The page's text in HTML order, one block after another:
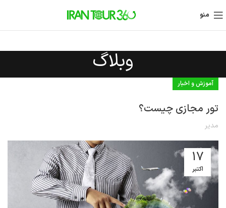
منو
وبلاگ
آموزش و اخبار
تور مجازی چیست؟
مدیر
17
اکتبر